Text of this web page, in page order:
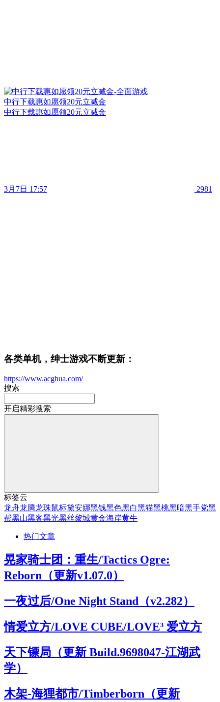
中行下载惠如愿领20元立减金
中行下载惠如愿领20元立减金
3月7日 17:57 2981
各类单机，绅士游戏不断更新：
https://www.acghua.com/
搜索
开启精彩搜索
标签云
龙舟龙腾龙珠鼠标黛安娜黑钱黑色黑白黑猫黑桃黑暗黑手党黑
帮黑山黑客黑光黑丝黎城黄金海岸黄牛
热门文章
晃家骑士团：重生/Tactics Ogre:
Reborn（更新v1.07.0）
一夜过后/One Night Stand（v2.282）
情爱立方/LOVE CUBE/LOVE³ 爱立方
天下镖局（更新 Build.9698047-江湖武
学）
木架-海狸都市/Timberborn（更新